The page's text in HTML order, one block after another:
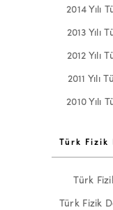
2014
2013
2012
2011
2010
Türk Fizik
Türk
Türk Fizik